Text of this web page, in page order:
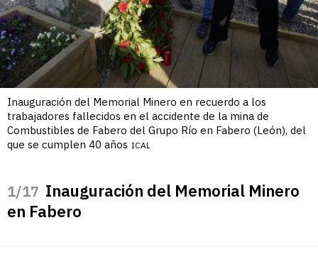
Inauguración del Memorial Minero en recuerdo a los
trabajadores fallecidos en el accidente de la mina de
Combustibles de Fabero del Grupo Río en Fabero (León), del
que se cumplen 40 años ICAL
/17 Inauguración del Memorial Minero
en Fabero